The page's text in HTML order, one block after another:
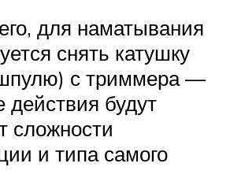
для наматывания
снять катушку
с триммера —
действия будут
сложности
и типа самого